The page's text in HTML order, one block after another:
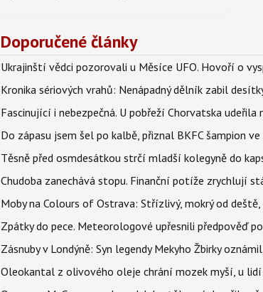
Doporučené články
Ukrajinští vědci pozorovali u Měsíce UFO. Hovoří o
Kronika sériových vrahů: Nenápadný dělník zabil
Fascinující i nebezpečná. U pobřeží Chorvatska udeřila
Do zápasu jsem šel po kalbě, přiznal BKFC šampion
Těsně před osmdesátkou strčí mladší kolegyně do
Chudoba zanechává stopu. Finanční potíže zrychlují
Moby na Colours of Ostrava: Střízlivý, mokrý od
Zpátky do pece. Meteorologové upřesnili předpověď
Zásnuby v Londýně: Syn legendy Mekyho Žbirky
Oleokantal z olivového oleje chrání mozek myší, u